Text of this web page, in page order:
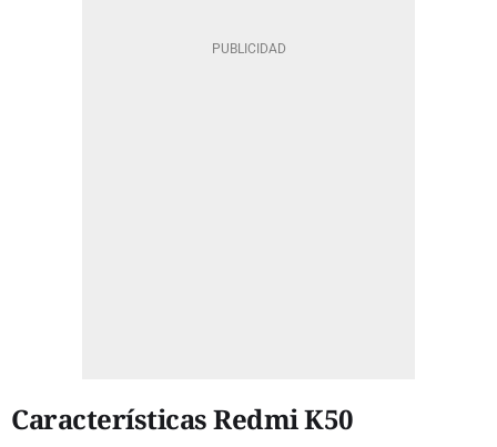
Características Redmi K50